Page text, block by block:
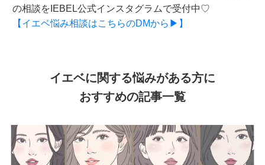
の相談をIEBEL公式インスタグラムで受付中♡
【イエベ悩み相談はこちらのDMから▶】
イエベに関する悩みがある方に
おすすめの記事一覧